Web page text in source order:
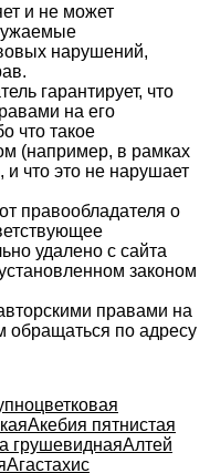
и не может
нарушений,
гарантирует, что
на его
что такое
(например, в рамках
и что это не нарушает
правообладателя о
удалено с сайта
законом
правами на
обращаться по адресу
Акебия пятнистая
грушевиднаяАлтей
Агастахис